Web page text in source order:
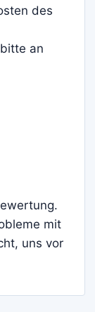
des
an
mit
uns vor